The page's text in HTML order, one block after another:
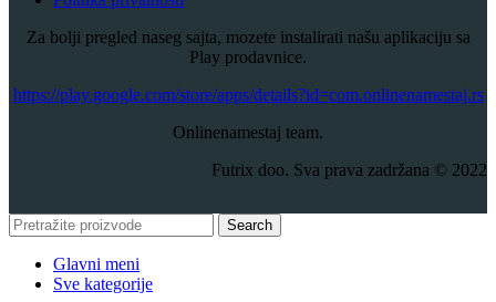
Za bolji pregled naseg sajta, mozete instalirati našu aplikaciju sa
Play prodavnice.
​https://play.google.com/store/apps/details?id=com.onlinenamestaj.rs
Onlinenamestaj team.
Futrix doo. Sva prava zadržana © 2022
Search
Glavni meni
Sve kategorije